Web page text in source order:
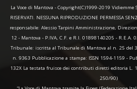
La Voce di Mantova - Copyright(C)1999-2019 Vidiemme
RISERVATI. NESSUNA RIPRODUZIONE PERMESSA
responsabile: Alessio Tarpini Amministrazione,
12 - Mantova - P.IVA, C.F. e R.I. 01898140205 - R.E.A.
Tribunale: iscritta al Tribunale di Mantova al n. 25 del
n. 9363 Pubblicazione a stampa: ISSN 1594-1159 -
132X La testata fruisce dei contributi diretti editoria L.
250/90)